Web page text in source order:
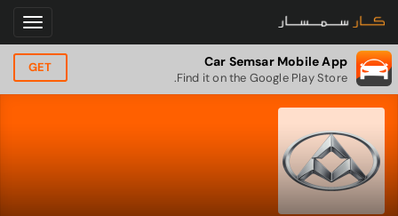
Car Semsar Mobile App
Find it on the Google Play Store.
GET